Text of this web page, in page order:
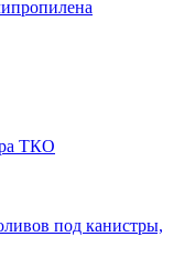
ТКО
под канистры,